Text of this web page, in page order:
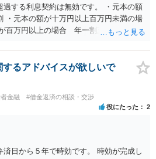
する利息契約は無効です。 ・元本の額
元本の額が十万円以上百万円未満の場
百万円以上の場合 年一割五分 出資法に
いうご対応でよろしいかと思います。
るアドバイスが欲しいで
金融 #借金返済の相談・交渉
役にたった 2
日から５年で時効です。 時効が完成し